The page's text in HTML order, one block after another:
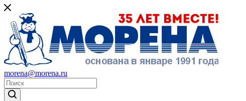
morena@morena.ru